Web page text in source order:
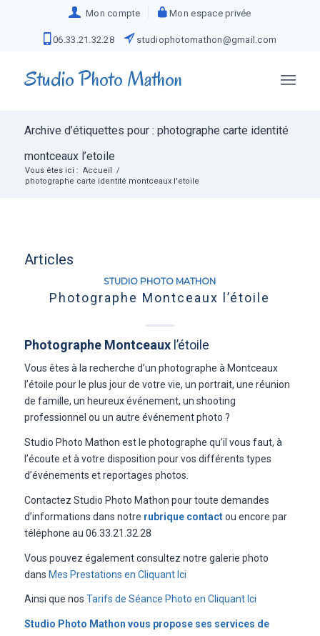
Mon compte Mon espace privée
06.33.21.32.28 studiophotomathon@gmail.com
Studio Photo Mathon
Archive d’étiquettes pour : photographe carte identité
montceaux l’etoile
Vous êtes ici : Accueil /
photographe carte identité montceaux l'etoile
Articles
STUDIO PHOTO MATHON
Photographe Montceaux l’étoile
Photographe Montceaux l’étoile
Vous êtes à la recherche d’un photographe à Montceaux
l’étoile pour le plus jour de votre vie, un portrait, une réunion
de famille, un heureux événement, un shooting
professionnel ou un autre événement photo ?
Studio Photo Mathon est le photographe qu’il vous faut, à
l’écoute et à votre disposition pour vos différents types
d’événements et reportages photos.
Contactez Studio Photo Mathon pour toute demandes
d’informations dans notre rubrique contactou encore par
téléphone au 06.33.21.32.28
Vous pouvez également consultez notre galerie photo
dans Mes Prestations en Cliquant Ici
Ainsi que nos Tarifs de Séance Photo en Cliquant Ici
Studio Photo Mathon vous propose ses services de